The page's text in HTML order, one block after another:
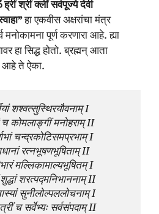
श्रीं क्लीं सर्वपूज्ये देवी
हा एकवीस अक्षरांचा मंत्र
मनोकामना पूर्ण करणारा आहे. ह्या
हा सिद्ध होतो. ब्रह्मन् आता
ते ऐका.
शश्वत्सुस्थिरयौवनाम् I
च कोमलाङ्गीं मनोहराम् II
चन्द्रकोटिसमप्रभाम् I
रत्नभूषणभूषिताम् II
मल्लिकामाल्यभूषितम् I
शुद्धां शरत्पद्मनिभाननाम् II
सुनीलोल्पललोचनाम् I
च सर्वेभ्यः सर्वसंपदाम् II